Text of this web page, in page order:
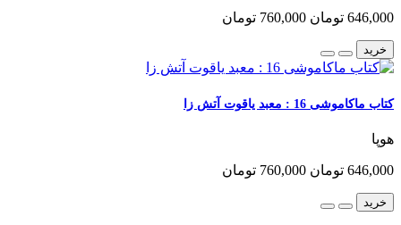
646,000 تومان 760,000 تومان
خرید
کتاب ماکاموشی 16 : معبد یاقوت آتش زا
هوپا
646,000 تومان 760,000 تومان
خرید